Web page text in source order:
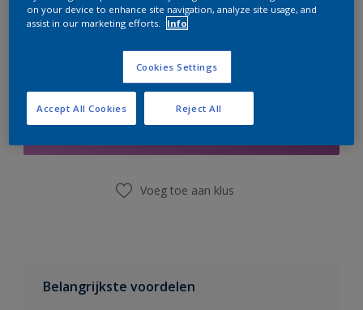
Boodschappenlijst
Voeg toe aan klus
Belangrijkste voordelen
on your device to enhance site navigation, analyze site usage, and
assist in our marketing efforts.
Info
Cookies Settings
Reject All
Accept All Cookies